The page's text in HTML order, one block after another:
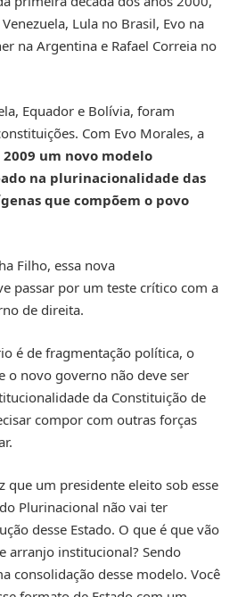
Lula no Brasil, Evo na
na Argentina e Rafael Correia no
Equador e Bolívia, foram
Com Evo Morales, a
um novo modelo
na plurinacionalidade das
que compõem o povo
Filho, essa nova
passar por um teste crítico com a
de direita.
é de fragmentação política, o
o novo governo não deve ser
da Constituição de
compor com outras forças
que um presidente eleito sob esse
Plurinacional não vai ter
desse Estado. O que é que vão
arranjo institucional? Sendo
consolidação desse modelo. Você